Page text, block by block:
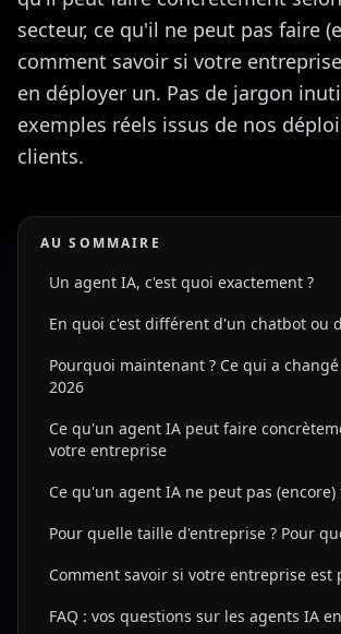
secteur, ce qu'il ne peut pas faire
comment savoir si votre
en déployer un. Pas de jargon
exemples réels issus de nos
clients.
AU SOMMAIRE
Un agent IA, c'est quoi exactement ?
En quoi c'est différent d'un chatbot ou
Pourquoi maintenant ? Ce qui a
2026
Ce qu'un agent IA peut faire
votre entreprise
Ce qu'un agent IA ne peut pas
Pour quelle taille d'entreprise ? Pour
Comment savoir si votre entreprise est
FAQ : vos questions sur les agents IA